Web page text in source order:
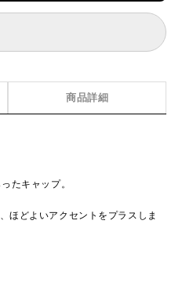
商品詳細
たキャップ。
ほどよいアクセントをプラスしま